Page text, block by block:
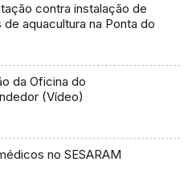
contra instalação de
aquacultura na Ponta do
da Oficina do
(Vídeo)
no SESARAM